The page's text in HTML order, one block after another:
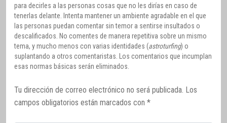
para decirles a las personas cosas que no les dirías en caso de
tenerlas delante. Intenta mantener un ambiente agradable en el que
las personas puedan comentar sin temor a sentirse insultados o
descalificados. No comentes de manera repetitiva sobre un mismo
tema, y mucho menos con varias identidades (astroturfing) o
suplantando a otros comentaristas. Los comentarios que incumplan
esas normas básicas serán eliminados.
Tu dirección de correo electrónico no será publicada. Los
campos obligatorios están marcados con *